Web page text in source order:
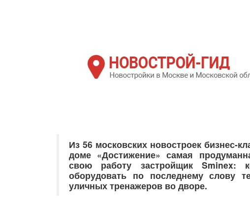
Из 56 московских новостроек бизнес-
доме «Достижение» самая
свою работу застройщик Sminex:
оборудовать по последнему слову
уличных тренажеров во дворе.